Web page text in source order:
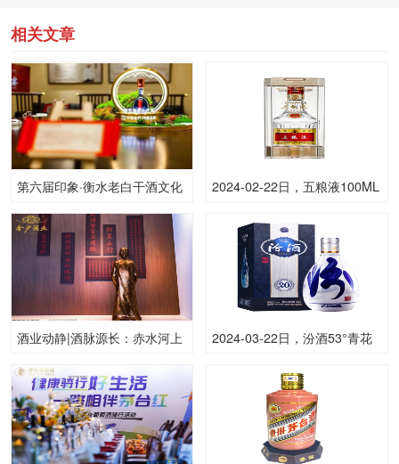
相关文章
第六届印象·衡水老白干酒文化
节将于5月10日盛大启幕
2024-02-22日，五粮液100ML
瓶的价格是多少呢？
酒业动静|酒脉源长：赤水河上
2024-03-22日，汾酒53°青花
格是多少呢？